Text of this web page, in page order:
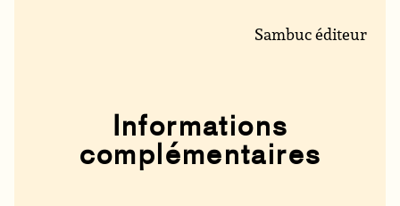
Sambuc éditeur
Informations
complémentaires